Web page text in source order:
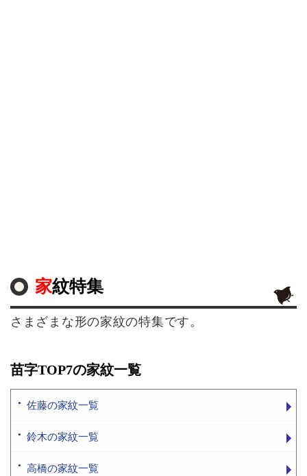
家紋特集
さまざまな形の家紋の特集です。
苗字TOP7の家紋一覧
佐藤の家紋一覧
鈴木の家紋一覧
高橋の家紋一覧